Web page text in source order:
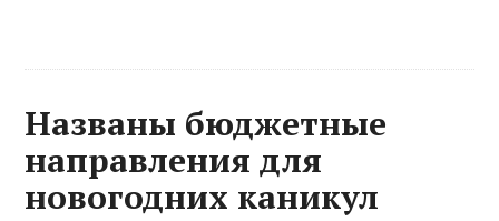
Названы бюджетные
направления для
новогодних каникул